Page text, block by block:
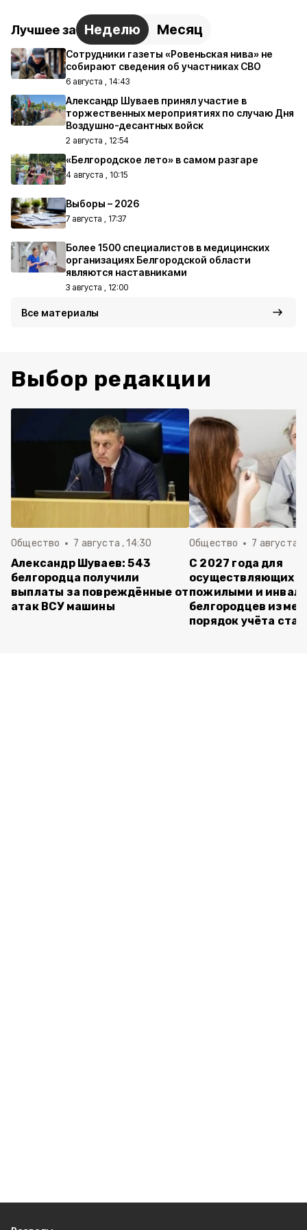
Лучшее за Неделю Месяц
Сотрудники газеты «Ровеньская нива» не
собирают сведения об участниках СВО
6 августа , 14:43
Александр Шуваев принял участие в
торжественных мероприятиях по случаю Дня
Воздушно-десантных войск
2 августа , 12:54
«Белгородское лето» в самом разгаре
4 августа , 10:15
Выборы – 2026
7 августа , 17:37
Более 1500 специалистов в медицинских
организациях Белгородской области
являются наставниками
3 августа , 12:00
Все материалы
Выбор редакции
Общество 7 августа , 14:30
Александр Шуваев: 543
белгородца получили
выплаты за повреждённые от
атак ВСУ машины
Общество 7 августа ,
С 2027 года для
осуществляющих
пожилыми и
белгородцев
порядок учёта ста